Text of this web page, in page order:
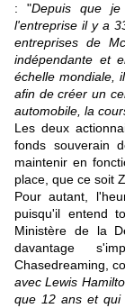
: "Depuis que je
l'entreprise il y a
entreprises de
indépendante et
échelle mondiale,
afin de créer un
automobile, la
Les deux
fonds souverain
maintenir en
place, que ce soit
Pour autant,
puisqu'il entend
Ministère de la
davantage
Chasedreaming,
avec Lewis
que 12 ans et qui